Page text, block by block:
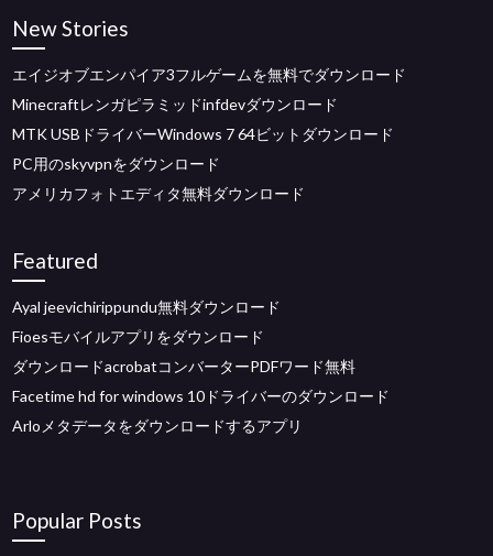
New Stories
エイジオブエンパイア3フルゲームを無料でダウンロード
Minecraftレンガピラミッドinfdevダウンロード
MTK USBドライバーWindows 7 64ビットダウンロード
PC用のskyvpnをダウンロード
アメリカフォトエディタ無料ダウンロード
Featured
Ayal jeevichirippundu無料ダウンロード
Fioesモバイルアプリをダウンロード
ダウンロードacrobatコンバーターPDFワード無料
Facetime hd for windows 10ドライバーのダウンロード
Arloメタデータをダウンロードするアプリ
Popular Posts